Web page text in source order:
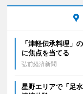
「津軽伝承料理
に焦点を当てる
弘前経済新聞
星野エリアで「足